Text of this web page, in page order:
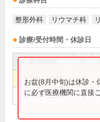
整形外科 リウマチ科
診療/受付時間・休診日
9:00～12:30 ●
16:00～19:00 ●
お盆(8月中旬)は休診・
に必ず医療機関に直接